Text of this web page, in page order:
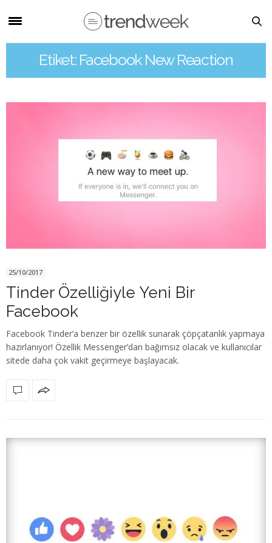
Etiket: Facebook New Reaction
25/10/2017
Tinder Özelliğiyle Yeni Bir
Facebook
Facebook Tinder’a benzer bir özellik sunarak çöpçatanlık yapmaya
hazırlanıyor! Özellik Messenger’dan bağımsız olacak ve kullanıcılar
sitede daha çok vakit geçirmeye başlayacak.